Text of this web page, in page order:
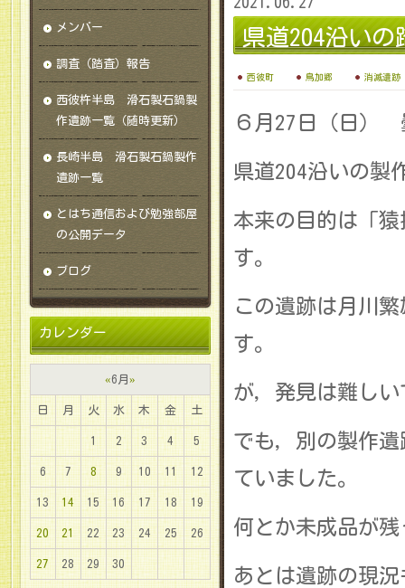
県道204沿いの
西彼町 鳥加郷 消滅遺跡
６月27日（日）
県道204沿いの製
本来の目的は「
す。
この遺跡は月川
す。
が，発見は難し
でも，別の製作
ていました。
何とか未成品が
あとは遺跡の現況
メンバー
調査（踏査）報告
西彼杵半島 滑石製石鍋製
作遺跡一覧（随時更新）
長崎半島 滑石製石鍋製作
遺跡一覧
とはち通信および勉強部屋
の公開データ
ブログ
カレンダー
«6月»
日 月 火 水 木 金 土
1 2 3 4 5
6 7 8 9 10 11 12
13 14 15 16 17 18 19
20 21 22 23 24 25 26
27 28 29 30